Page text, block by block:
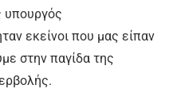
υπουργός
εκείνοι που μας είπαν
στην παγίδα της